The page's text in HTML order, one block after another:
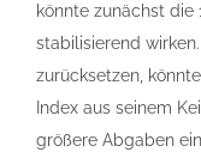
könnte zunächst die
stabilisierend
zurücksetzen,
Index aus seinem
größere Abgaben